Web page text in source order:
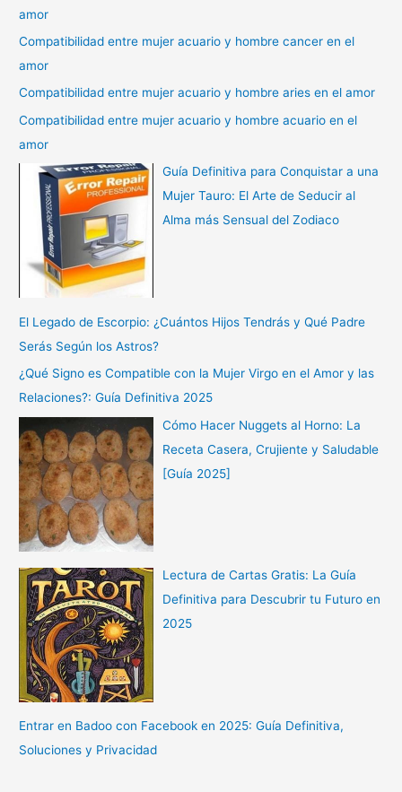
amor
Compatibilidad entre mujer acuario y hombre cancer en el
amor
Compatibilidad entre mujer acuario y hombre aries en el amor
Compatibilidad entre mujer acuario y hombre acuario en el
amor
Guía Definitiva para Conquistar a una
Mujer Tauro: El Arte de Seducir al
Alma más Sensual del Zodiaco
El Legado de Escorpio: ¿Cuántos Hijos Tendrás y Qué Padre
Serás Según los Astros?
¿Qué Signo es Compatible con la Mujer Virgo en el Amor y las
Relaciones?: Guía Definitiva 2025
Cómo Hacer Nuggets al Horno: La
Receta Casera, Crujiente y Saludable
[Guía 2025]
Lectura de Cartas Gratis: La Guía
Definitiva para Descubrir tu Futuro en
2025
Entrar en Badoo con Facebook en 2025: Guía Definitiva,
Soluciones y Privacidad